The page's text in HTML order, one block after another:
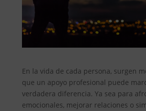
En la vida de cada persona, surgen
que un apoyo profesional puede
verdadera diferencia. Ya sea para
emocionales, mejorar relaciones o